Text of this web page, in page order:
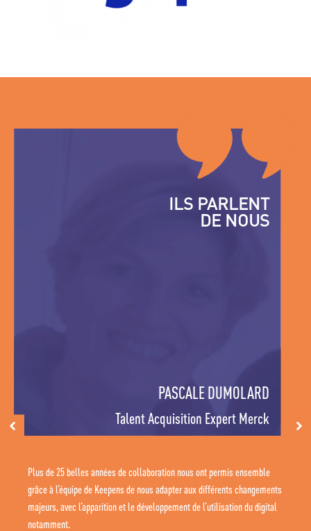
Plus de 25 belles années de collaboration nous ont permis ensemble
grâce à l’équipe de Keepens de nous adapter aux différents changements
majeurs, avec l’apparition et le développement de l’utilisation du digital
notamment.
ILS PARLENT
DE NOUS
PASCALE DUMOLARD
Talent Acquisition Expert Merck